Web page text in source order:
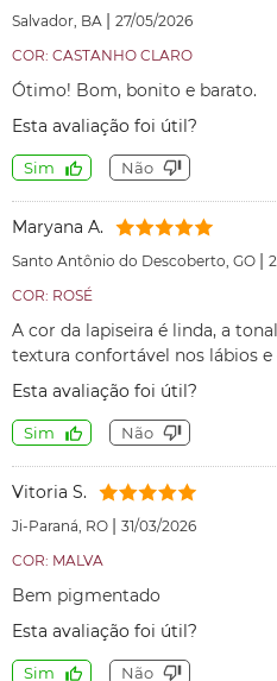
Salvador, BA | 27/05/2026
COR: CASTANHO CLARO
Ótimo! Bom, bonito e barato.
Esta avaliação foi útil?
Sim Não
Maryana A.
Santo Antônio do Descoberto, GO |
COR: ROSÉ
A cor da lapiseira é linda, a
textura confortável nos lábios e
Esta avaliação foi útil?
Sim Não
Vitoria S.
Ji-Paraná, RO | 31/03/2026
COR: MALVA
Bem pigmentado
Esta avaliação foi útil?
Sim Não